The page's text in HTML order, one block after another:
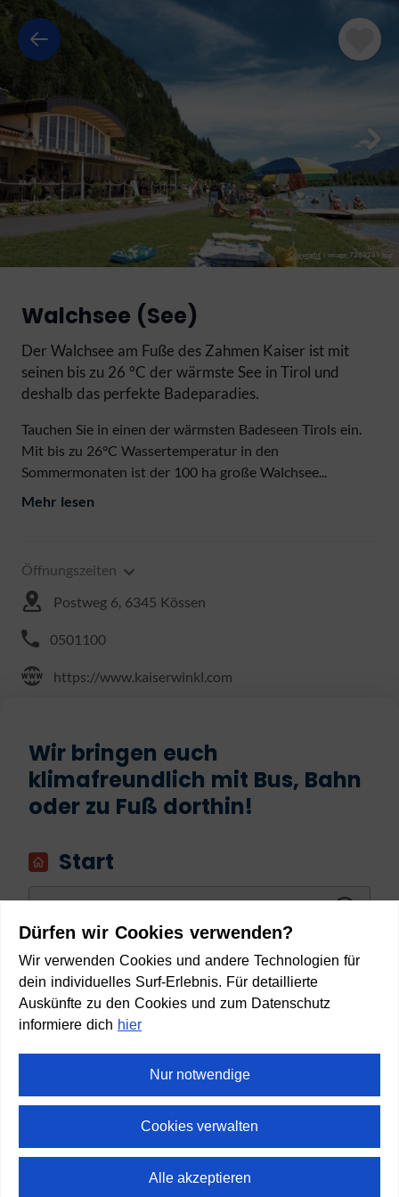
Copyright | image_7263289.jpg
Walchsee (See)
Der Walchsee am Fuße des Zahmen Kaiser ist mit
seinen bis zu 26 °C der wärmste See in Tirol und
deshalb das perfekte Badeparadies.
Tauchen Sie in einen der wärmsten Badeseen Tirols ein.
Mit bis zu 26°C Wassertemperatur in den
Sommermonaten ist der 100 ha große Walchsee...
Mehr lesen
Öffnungszeiten
Postweg 6, 6345 Kössen
0501100
https://www.kaiserwinkl.com
Wir bringen euch
klimafreundlich mit Bus, Bahn
oder zu Fuß dorthin!
Start
Ziel
Anreise planen
Vollbild
Dürfen wir Cookies verwenden?
Wir verwenden Cookies und andere Technologien für
dein individuelles Surf-Erlebnis. Für detaillierte
Auskünfte zu den Cookies und zum Datenschutz
informiere dich hier
Nur notwendige
Cookies verwalten
Alle akzeptieren